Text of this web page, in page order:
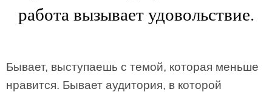
работа вызывает удовольствие.
Бывает, выступаешь с темой, которая меньше
нравится. Бывает аудитория, в которой